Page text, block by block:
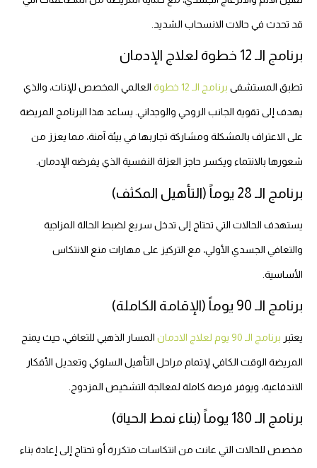
قد تحدث في حالات الانسحاب الشديد.
برنامج الـ 12 خطوة لعلاج الإدمان
تطبق المستشفى برنامج الـ 12 خطوة العالمي المخصص للإناث، والذي
يهدف إلى تقوية الجانب الروحي والوجداني. يساعد هذا البرنامج المريضة
على الاعتراف بالمشكلة ومشاركة تجاربها في بيئة آمنة، مما يعزز من
شعورها بالانتماء ويكسر حاجز العزلة النفسية الذي يفرضه الإدمان.
برنامج الـ 28 يوماً (التأهيل المكثف)
يستهدف الحالات التي تحتاج إلى تدخل سريع لضبط الحالة المزاجية
والتعافي الجسدي الأولي، مع التركيز على مهارات منع الانتكاس
الأساسية.
برنامج الـ 90 يوماً (الإقامة الكاملة)
يعتبر برنامج الـ 90 يوم لعلاج الادمان المسار الذهبي للتعافي، حيث يمنح
المريضة الوقت الكافي لإتمام مراحل التأهيل السلوكي وتعديل الأفكار
الاندفاعية، ويوفر فرصة كاملة لمعالجة التشخيص المزدوج.
برنامج الـ 180 يوماً (بناء نمط الحياة)
مخصص للحالات التي عانت من انتكاسات متكررة أو تحتاج إلى إعادة بناء